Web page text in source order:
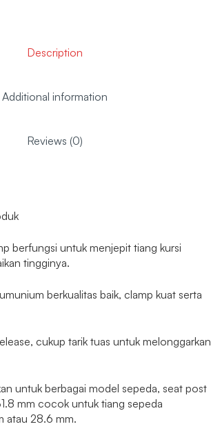
Description
Additional information
Reviews (0)
berfungsi untuk menjepit tiang kursi
tingginya.
berkualitas baik, clamp kuat serta
cukup tarik tuas untuk melonggarkan
untuk berbagai model sepeda, seat post
mm cocok untuk tiang sepeda
atau 28.6 mm.